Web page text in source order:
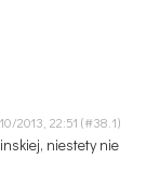
2013, 22:51
niestety nie